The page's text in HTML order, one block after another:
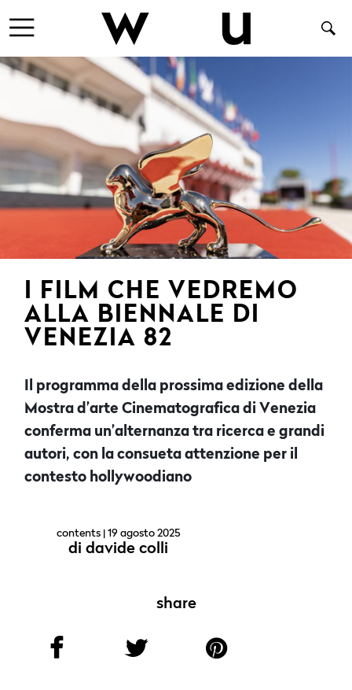
I FILM CHE VEDREMO
ALLA BIENNALE DI
VENEZIA 82
Il programma della prossima edizione della
Mostra d’arte Cinematografica di Venezia
conferma un’alternanza tra ricerca e grandi
autori, con la consueta attenzione per il
contesto hollywoodiano
contents| 19 agosto 2025
didavide colli
share